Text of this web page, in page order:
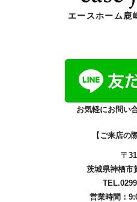
エースホーム鹿
お気軽にお問い
【ご来店の
〒
茨城県神栖
営業時間：